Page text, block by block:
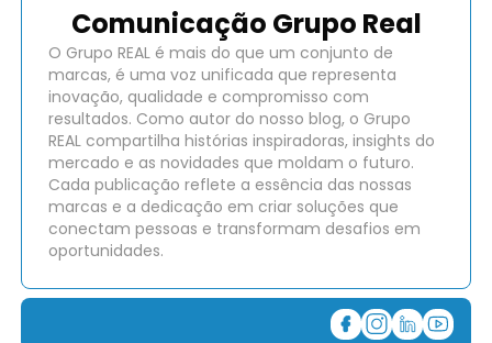
Comunicação Grupo Real
O Grupo REAL é mais do que um conjunto de
marcas, é uma voz unificada que representa
inovação, qualidade e compromisso com
resultados. Como autor do nosso blog, o Grupo
REAL compartilha histórias inspiradoras, insights do
mercado e as novidades que moldam o futuro.
Cada publicação reflete a essência das nossas
marcas e a dedicação em criar soluções que
conectam pessoas e transformam desafios em
oportunidades.